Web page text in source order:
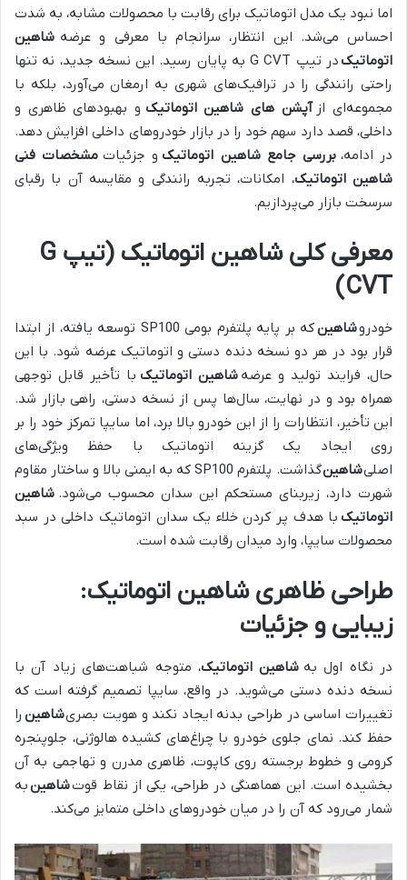
اما نبود یک مدل اتوماتیک برای رقابت با محصولات مشابه، به شدت
احساس می‌شد. این انتظار، سرانجام با معرفی و عرضه شاهین
اتوماتیک
در تیپ G CVT به پایان رسید. این نسخه جدید، نه تنها
راحتی رانندگی را در ترافیک‌های شهری به ارمغان می‌آورد، بلکه با
مجموعه‌ای از آپشن های شاهین اتوماتیک و بهبودهای ظاهری و
داخلی، قصد دارد سهم خود را در بازار خودروهای داخلی افزایش دهد.
در ادامه، بررسی جامع شاهین اتوماتیک و جزئیات مشخصات فنی
شاهین اتوماتیک، امکانات، تجربه رانندگی و مقایسه آن با رقبای
سرسخت بازار می‌پردازیم.
معرفی کلی شاهین اتوماتیک (تیپ G
CVT)
خودروشاهین
که بر پایه پلتفرم بومی SP100 توسعه یافته، از ابتدا
قرار بود در هر دو نسخه دنده دستی و اتوماتیک عرضه شود. با این
حال، فرایند تولید و عرضه شاهین اتوماتیک با تأخیر قابل توجهی
همراه بود و در نهایت، سال‌ها پس از نسخه دستی، راهی بازار شد.
این تأخیر، انتظارات را از این خودرو بالا برد، اما سایپا تمرکز خود را بر
روی ایجاد یک گزینه اتوماتیک با حفظ ویژگی‌های
اصلیشاهین
گذاشت. پلتفرم SP100 که به ایمنی بالا و ساختار مقاوم
شهرت دارد، زیربنای مستحکم این سدان محسوب می‌شود. شاهین
اتوماتیک با هدف پر کردن خلاء یک سدان اتوماتیک داخلی در سبد
محصولات سایپا، وارد میدان رقابت شده است.
طراحی ظاهری شاهین اتوماتیک:
زیبایی و جزئیات
در نگاه اول به شاهین اتوماتیک، متوجه شباهت‌های زیاد آن با
نسخه دنده دستی می‌شوید. در واقع، سایپا تصمیم گرفته است که
تغییرات اساسی در طراحی بدنه ایجاد نکند و هویت بصریشاهین را
حفظ کند. نمای جلوی خودرو با چراغ‌های کشیده هالوژنی، جلوپنجره
کرومی و خطوط برجسته روی کاپوت، ظاهری مدرن و تهاجمی به آن
بخشیده است. این هماهنگی در طراحی، یکی از نقاط قوتشاهینبه
شمار می‌رود که آن را در میان خودروهای داخلی متمایز می‌کند.